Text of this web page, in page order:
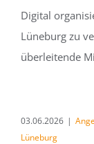
Digital
Lüneburg zu
überleitende
03.06.2026 |
Lüneburg